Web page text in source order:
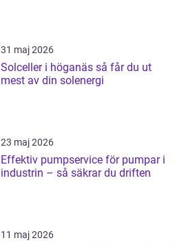
31 maj 2026
Solceller i höganäs så får du ut
mest av din solenergi
23 maj 2026
Effektiv pumpservice för pumpar i
industrin – så säkrar du driften
11 maj 2026